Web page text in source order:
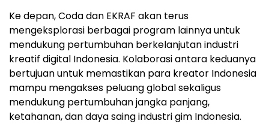
Ke depan, Coda dan EKRAF akan terus
mengeksplorasi berbagai program lainnya untuk
mendukung pertumbuhan berkelanjutan industri
kreatif digital Indonesia. Kolaborasi antara keduanya
bertujuan untuk memastikan para kreator Indonesia
mampu mengakses peluang global sekaligus
mendukung pertumbuhan jangka panjang,
ketahanan, dan daya saing industri gim Indonesia.